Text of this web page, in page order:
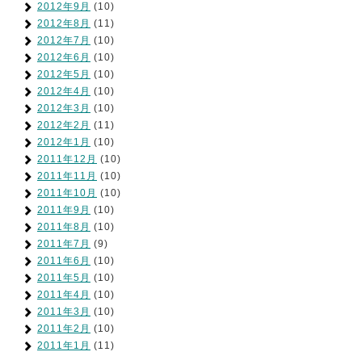
2012年9月 (10)
2012年8月 (11)
2012年7月 (10)
2012年6月 (10)
2012年5月 (10)
2012年4月 (10)
2012年3月 (10)
2012年2月 (11)
2012年1月 (10)
2011年12月 (10)
2011年11月 (10)
2011年10月 (10)
2011年9月 (10)
2011年8月 (10)
2011年7月 (9)
2011年6月 (10)
2011年5月 (10)
2011年4月 (10)
2011年3月 (10)
2011年2月 (10)
2011年1月 (11)